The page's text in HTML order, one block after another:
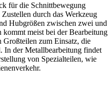
für die Schnittbewegung
durch das Werkzeug
Hubgrößen zwischen zwei und
meist bei der Bearbeitung
Großteilen zum Einsatz, die
In der Metallbearbeitung findet
von Spezialteilen, wie